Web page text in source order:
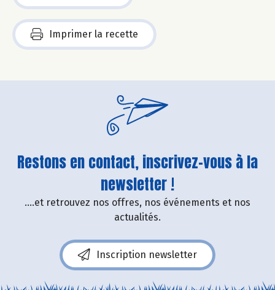
Imprimer la recette
Restons en contact, inscrivez-vous à la
newsletter !
....et retrouvez nos offres, nos événements et nos
actualités.
Inscription newsletter